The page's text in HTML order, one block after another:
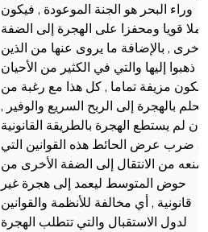
وراء البحر هو الجنة الموعودة , فيكون
قويا ومحفزا على الهجرة إلى الضفة
, بالإضافة ما يروى عنها من الذين
ذهبوا إليها والتي في الكثير من الأحيان
تكون مزيفة تماما , كل هذا مع رغبة من
يحلم بالهجرة إلى الربح السريع والوفير ,
فإن لم يستطع الهجرة بالطريقة القانونية
, ضرب عرض الحائط هذه القوانين التي
تمنعه من الانتقال إلى الضفة الأخرى من
حوض المتوسط ليعمد إلى هجرة غير
قانونية , أي مخالفة للأنظمة والقوانين
لدول الاستقبال والتي تتطلب الهجرة